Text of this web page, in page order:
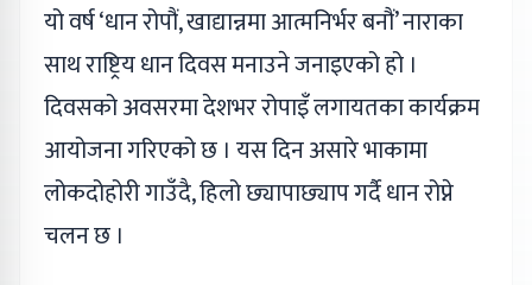
यो वर्ष ‘धान रोपौं, खाद्यान्नमा आत्मनिर्भर बनौं’ नाराका
साथ राष्ट्रिय धान दिवस मनाउने जनाइएको हो ।
दिवसको अवसरमा देशभर रोपाइँ लगायतका कार्यक्रम
आयोजना गरिएको छ । यस दिन असारे भाकामा
लोकदोहोरी गाउँदै, हिलो छ्यापाछ्याप गर्दै धान रोप्ने
चलन छ ।